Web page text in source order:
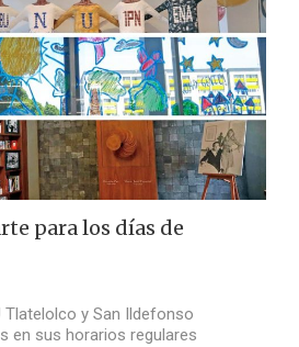
para los días de
Tlatelolco y San Ildefonso
en sus horarios regulares